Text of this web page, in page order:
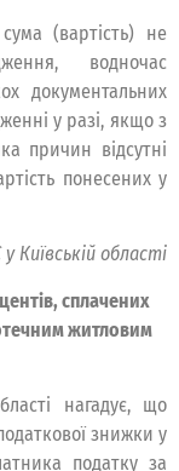
(вартість) не
водночас
документальних
у разі, якщо з
причин відсутні
понесених у
Київській області
сплачених
житловим
нагадує, що
знижки у
податку за